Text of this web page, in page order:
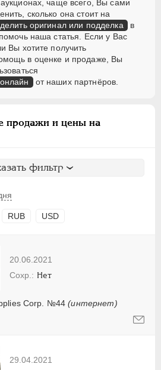
чаще всего, Вы сами
сколько она стоит на
оригинал или подделка в
наша статья. Если у Вас
Вы хотите получить
в оценке и продаже, Вы
от наших партнёров.
продажи и цены на
фильтр
RUB USD
20.06.2021
Corp. №44(интернет)
Нет
29.04.2021